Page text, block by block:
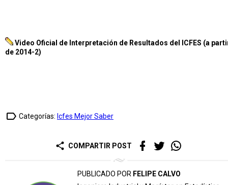
Video Oficial de Interpretación de Resultados del ICFES (a
de 2014-2)
label_outline Categorías: Icfes Mejor Saber
share COMPARTIR POST
PUBLICADO POR FELIPE CALVO